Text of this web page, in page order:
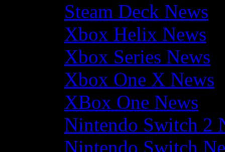
Steam Deck News
Xbox Helix News
Xbox Series News
Xbox One X News
XBox One News
Nintendo Switch 2
Nintendo Switch